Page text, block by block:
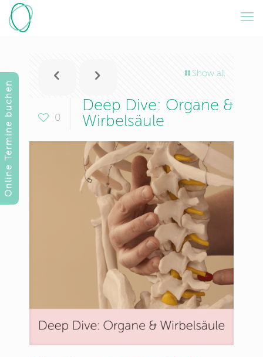
Show all
0
Deep Dive: Organe &
Wirbelsäule
Online Termine buchen